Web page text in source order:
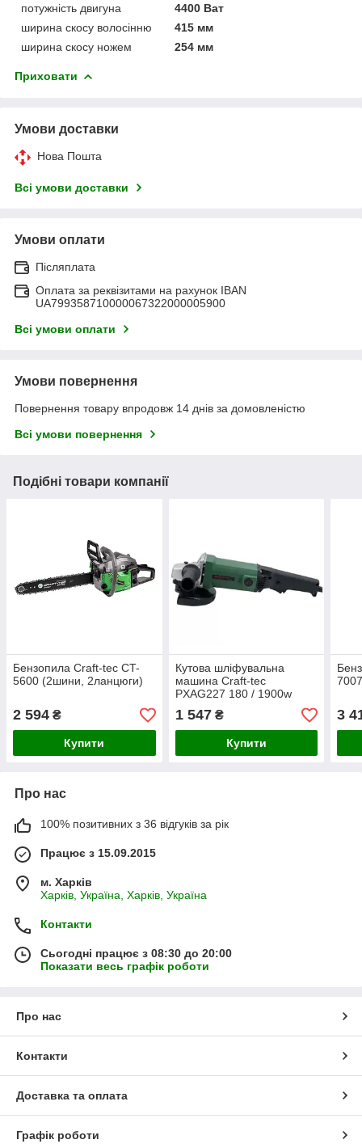
потужність двигуна
4400 Ват
ширина скосу волосінню
415 мм
ширина скосу ножем
254 мм
Приховати
Умови доставки
Нова Пошта
Всі умови доставки
Умови оплати
Післяплата
Оплата за реквізитами на рахунок IBAN
UA799358710000067322000005900
Всі умови оплати
Умови повернення
Повернення товару впродовж 14 днів за домовленістю
Всі умови повернення
Подібні товари компанії
Бензопила Craft-tec CT-
5600 (2шини, 2ланцюги)
2 594 ₴
Купити
Кутова шліфувальна
машина Craft-tec
PXAG227 ​​180 / 1900w
1 547₴
Купити
3
Про нас
100% позитивних з 36 відгуків за рік
Працює з 15.09.2015
м. Харків
Харків, Україна, Харків, Україна
Контакти
Сьогодні працює з 08:30 до 20:00
Показати весь графік роботи
Про нас
Контакти
Доставка та оплата
Графік роботи